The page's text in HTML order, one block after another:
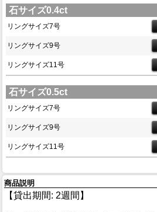
石サイズ0.4ct
リングサイズ7号
リングサイズ9号
リングサイズ11号
石サイズ0.5ct
リングサイズ7号
リングサイズ9号
リングサイズ11号
商品説明
【貸出期間: 2週間】